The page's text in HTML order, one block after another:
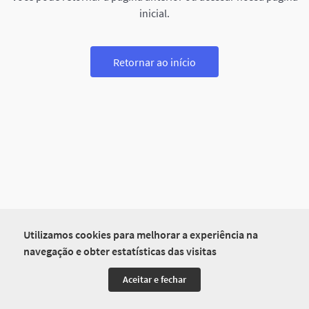
Utilizamos cookies para melhorar a experiência na
navegação e obter estatísticas das visitas
Aceitar e fechar
inicial.
Retornar ao início